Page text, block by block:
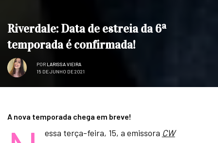
Riverdale: Data de estreia da 6ª
temporada é confirmada!
POR LARISSA VIEIRA
15 DE JUNHO DE 2021
A nova temporada chega em breve!
essa terça-feira, 15, a emissora CW